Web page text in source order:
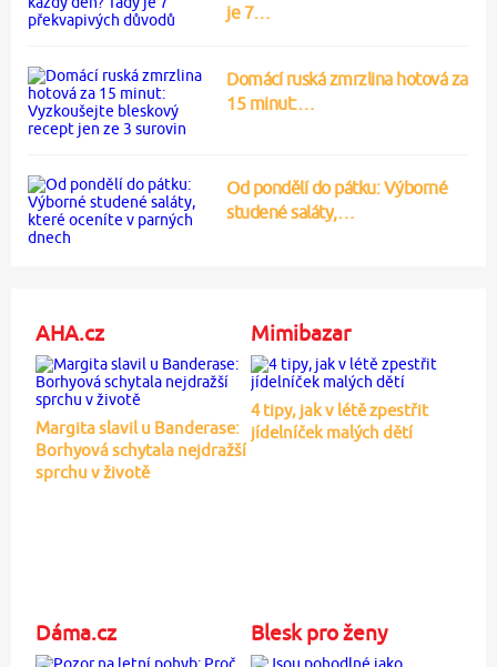
je 7…
Domácí ruská zmrzlina hotová za
15 minut:…
Od pondělí do pátku: Výborné
studené saláty,…
AHA.cz
Margita slavil u Banderase:
Borhyová schytala nejdražší
sprchu v životě
Mimibazar
4 tipy, jak v létě zpestřit
jídelníček malých dětí
Dáma.cz Blesk pro ženy